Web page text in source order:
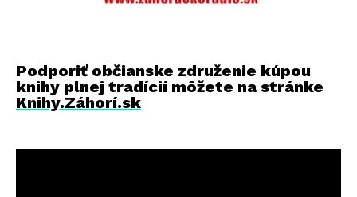
Podporiť občianske združenie kúpou
knihy plnej tradícií môžete na stránke
Knihy.Záhorí.sk